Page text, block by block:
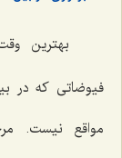
بهترین
فیوضاتی که در
مواقع نیست.